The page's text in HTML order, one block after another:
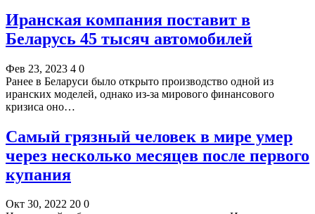
Иранская компания поставит в
Беларусь 45 тысяч автомобилей
Фев 23, 2023 4 0
Ранее в Беларуси было открыто производство одной из
иранских моделей, однако из-за мирового финансового
кризиса оно…
Самый грязный человек в мире умер
через несколько месяцев после первого
купания
Окт 30, 2022 20 0